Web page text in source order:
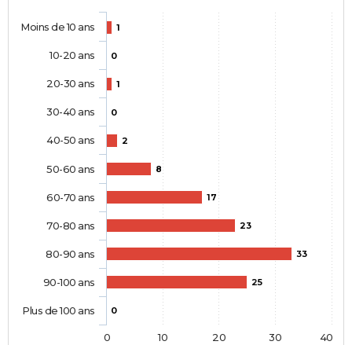
1
0
1
0
2
8
17
23
33
25
0
Moins de 10 ans
10-20 ans
20-30 ans
30-40 ans
40-50 ans
50-60 ans
60-70 ans
70-80 ans
80-90 ans
90-100 ans
Plus de 100 ans
0 10 20 30 40